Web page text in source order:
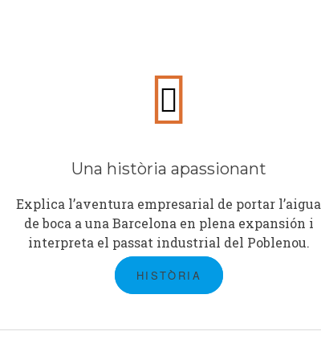
Una història apassionant
Explica l’aventura empresarial de portar l’aigua
de boca a una Barcelona en plena expansión i
interpreta el passat industrial del Poblenou.
HISTÒRIA